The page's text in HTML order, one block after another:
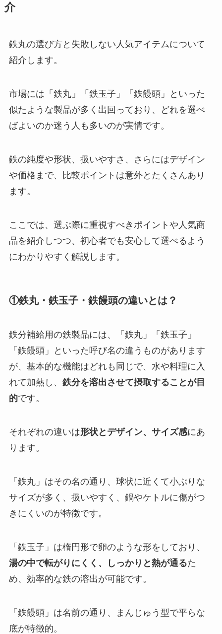
介
鉄丸の選び方と失敗しない人気アイテムについて
紹介します。
市場には「鉄丸」「鉄玉子」「鉄饅頭」といった
似たような製品が多く出回っており、どれを選べ
ばよいのか迷う人も多いのが実情です。
鉄の純度や形状、扱いやすさ、さらにはデザイン
や価格まで、比較ポイントは意外とたくさんあり
ます。
ここでは、選ぶ際に重視すべきポイントや人気商
品を紹介しつつ、初心者でも安心して選べるよう
にわかりやすく解説します。
①鉄丸・鉄玉子・鉄饅頭の違いとは？
鉄分補給用の鉄製品には、「鉄丸」「鉄玉子」
「鉄饅頭」といった呼び名の違うものがあります
が、基本的な機能はどれも同じで、水や料理に入
れて加熱し、 鉄分を溶出させて摂取することが目
的です。
それぞれの違いは形状とデザイン、サイズ感にあ
ります。
「鉄丸」はその名の通り、球状に近くて小ぶりな
サイズが多く、扱いやすく、鍋やケトルに傷がつ
きにくいのが特徴です。
「鉄玉子」は楕円形で卵のような形をしており、
湯の中で転がりにくく、しっかりと熱が通るた
め、効率的な鉄の溶出が可能です。
「鉄饅頭」は名前の通り、まんじゅう型で平らな
底が特徴的。